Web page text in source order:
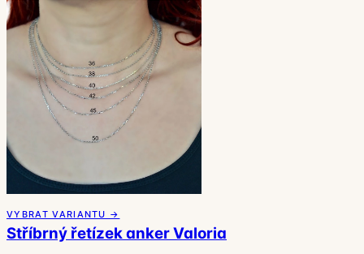
VYBRAT VARIANTU →
Stříbrný řetízek anker Valoria